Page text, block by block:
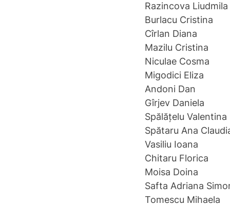
Razincova Liudmila
Burlacu Cristina
Cîrlan Diana
Mazilu Cristina
Niculae Cosma
Migodici Eliza
Andoni Dan
Gîrjev Daniela
Spălățelu Valentina
Spătaru Ana
Vasiliu Ioana
Chitaru Florica
Moisa Doina
Safta Adriana
Tomescu Mihaela